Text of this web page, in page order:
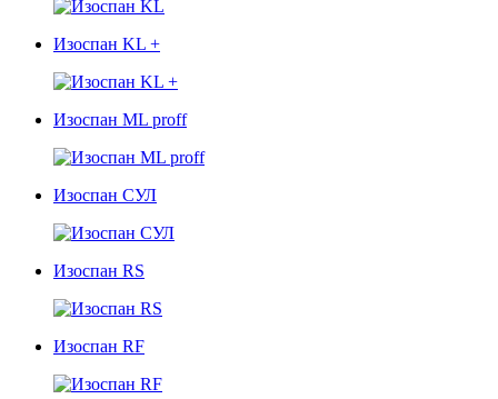
Изоспан KL +
Изоспан ML proff
Изоспан СУЛ
Изоспан RS
Изоспан RF